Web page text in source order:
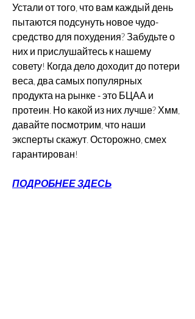
Устали от того, что вам каждый день
пытаются подсунуть новое чудо-
средство для похудения? Забудьте о
них и прислушайтесь к нашему
совету! Когда дело доходит до потери
веса, два самых популярных
продукта на рынке - это БЦАА и
протеин. Но какой из них лучше? Хмм,
давайте посмотрим, что наши
эксперты скажут. Осторожно, смех
гарантирован!
ПОДРОБНЕЕ ЗДЕСЬ